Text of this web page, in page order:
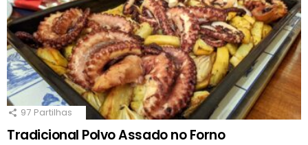
97 Partilhas
Tradicional Polvo Assado no Forno